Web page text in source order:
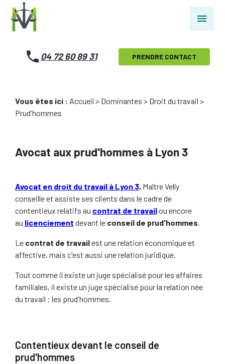
menu
04 72 60 89 31 PRENDRE CONTACT
Vous êtes ici : Accueil > Dominantes > Droit du travail >
Prud'hommes
Avocat aux prud'hommes à Lyon 3
Avocat en droit du travail à Lyon 3, Maître Velly
conseille et assiste ses clients dans le cadre de
contentieux relatifs au contrat de travailou encore
au licenciement devant le conseil de prud'hommes.
Le contrat de travailest une relation économique et
affective, mais c'est aussi une relation juridique.
Tout comme il existe un juge spécialisé pour les affaires
familiales, il existe un juge spécialisé pour la relation née
du travail : les prud'hommes.
Contentieux devant le conseil de
prud'hommes
Panneau de gestion des cookies